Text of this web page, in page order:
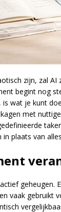
zijn, zal
begint nog
wat je kunt
met
plaats van
geheugen.
vaak gebruikt